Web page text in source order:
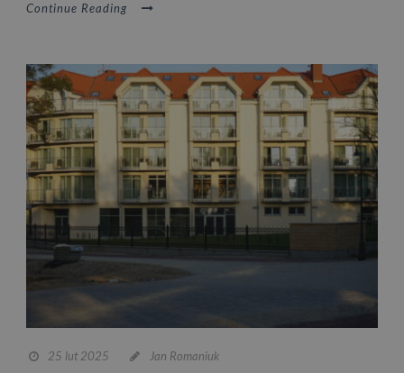
Continue Reading
25 lut 2025 Jan Romaniuk